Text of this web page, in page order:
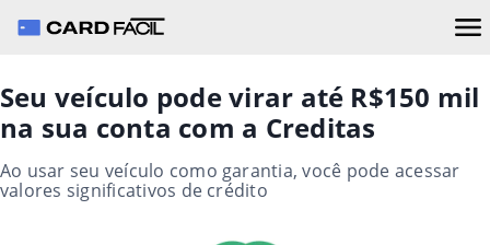
Seu veículo pode virar até R$150 mil
na sua conta com a Creditas
Ao usar seu veículo como garantia, você pode acessar
valores significativos de crédito